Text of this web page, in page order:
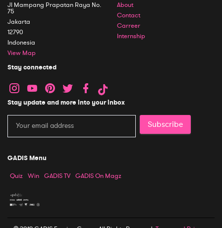
Jl Mampang Prapatan Raya No.
75
Jakarta
12790
Indonesia
View Map
About
Contact
Carreer
Internship
Stay connected
Stay update and more into your inbox
Subscribe
GADIS Menu
Quiz Win GADIS TV GADIS On Magz